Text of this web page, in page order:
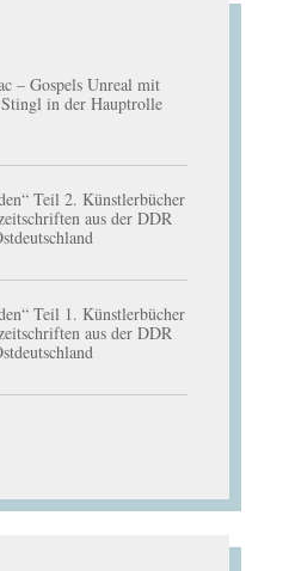
– Gospels Unreal mit
in der Hauptrolle
Teil 2. Künstlerbücher
aus der DDR
Teil 1. Künstlerbücher
aus der DDR